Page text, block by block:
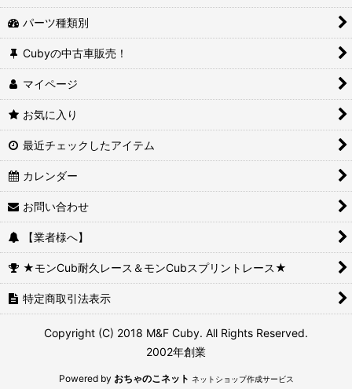
パーツ種類別
Cubyの中古車販売！
マイページ
お気に入り
最近チェックしたアイテム
カレンダー
お問い合わせ
【業者様へ】
★モンCub耐久レース＆モンCubスプリントレース★
特定商取引法表示
Copyright (C) 2018 M&F Cuby. All Rights Reserved.
2002年創業
Powered by おちゃのこネット ネットショップ作成サービス